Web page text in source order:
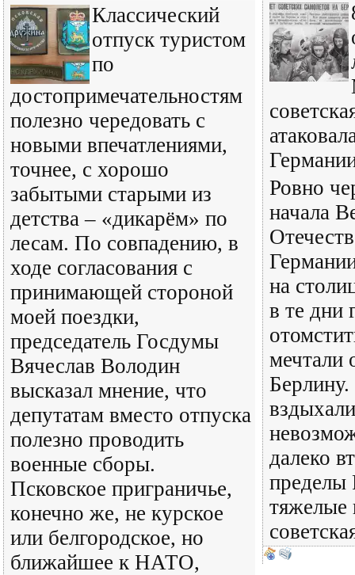
Классический
отпуск туристом
по
достопримечательностям
полезно чередовать с
новыми впечатлениями,
точнее, с хорошо
забытыми старыми из
детства – «дикарём» по
лесам. По совпадению, в
ходе согласования с
принимающей стороной
моей поездки,
председатель Госдумы
Вячеслав Володин
высказал мнение, что
депутатам вместо отпуска
полезно проводить
военные сборы.
Псковское приграничье,
конечно же, не курское
или белгородское, но
ближайшее к НАТО,
Ровно
начала
на
в те дни
мечтали
далеко
пределы
тяжелые